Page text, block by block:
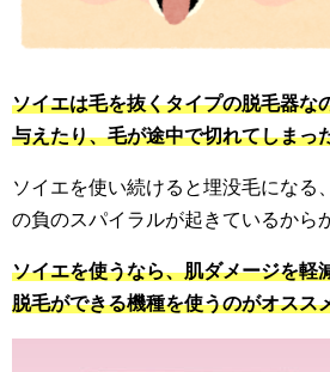
ソイエは毛を抜くタイプの脱毛器な
与えたり、毛が途中で切れてしまっ
ソイエを使い続けると埋没毛になる
の負のスパイラルが起きているから
ソイエを使うなら、肌ダメージを軽
脱毛ができる機種を使うのがオスス